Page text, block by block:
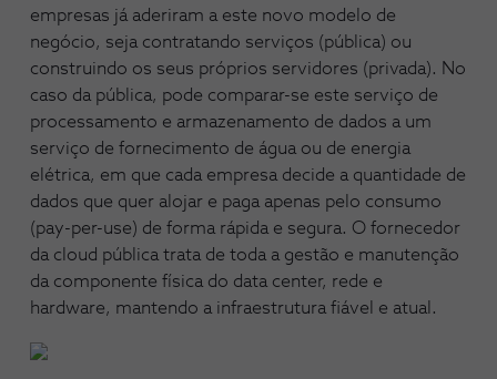
empresas já aderiram a este novo modelo de
negócio, seja contratando serviços (pública) ou
construindo os seus próprios servidores (privada). No
caso da pública, pode comparar-se este serviço de
processamento e armazenamento de dados a um
serviço de fornecimento de água ou de energia
elétrica, em que cada empresa decide a quantidade de
dados que quer alojar e paga apenas pelo consumo
(pay-per-use) de forma rápida e segura. O fornecedor
da cloud pública trata de toda a gestão e manutenção
da componente física do data center, rede e
hardware, mantendo a infraestrutura fiável e atual.